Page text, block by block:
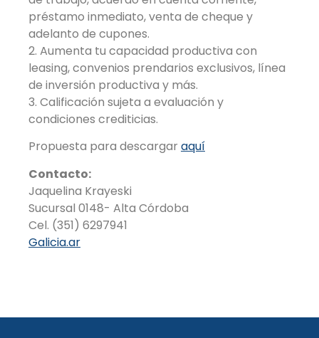
préstamo inmediato, venta de cheque y
adelanto de cupones.
2. Aumenta tu capacidad productiva con
leasing, convenios prendarios exclusivos, línea
de inversión productiva y más.
3. Calificación sujeta a evaluación y
condiciones crediticias.
Propuesta para descargar aquí
Contacto:
Jaquelina Krayeski
Sucursal 0148- Alta Córdoba
Cel. (351) 6297941
Galicia.ar